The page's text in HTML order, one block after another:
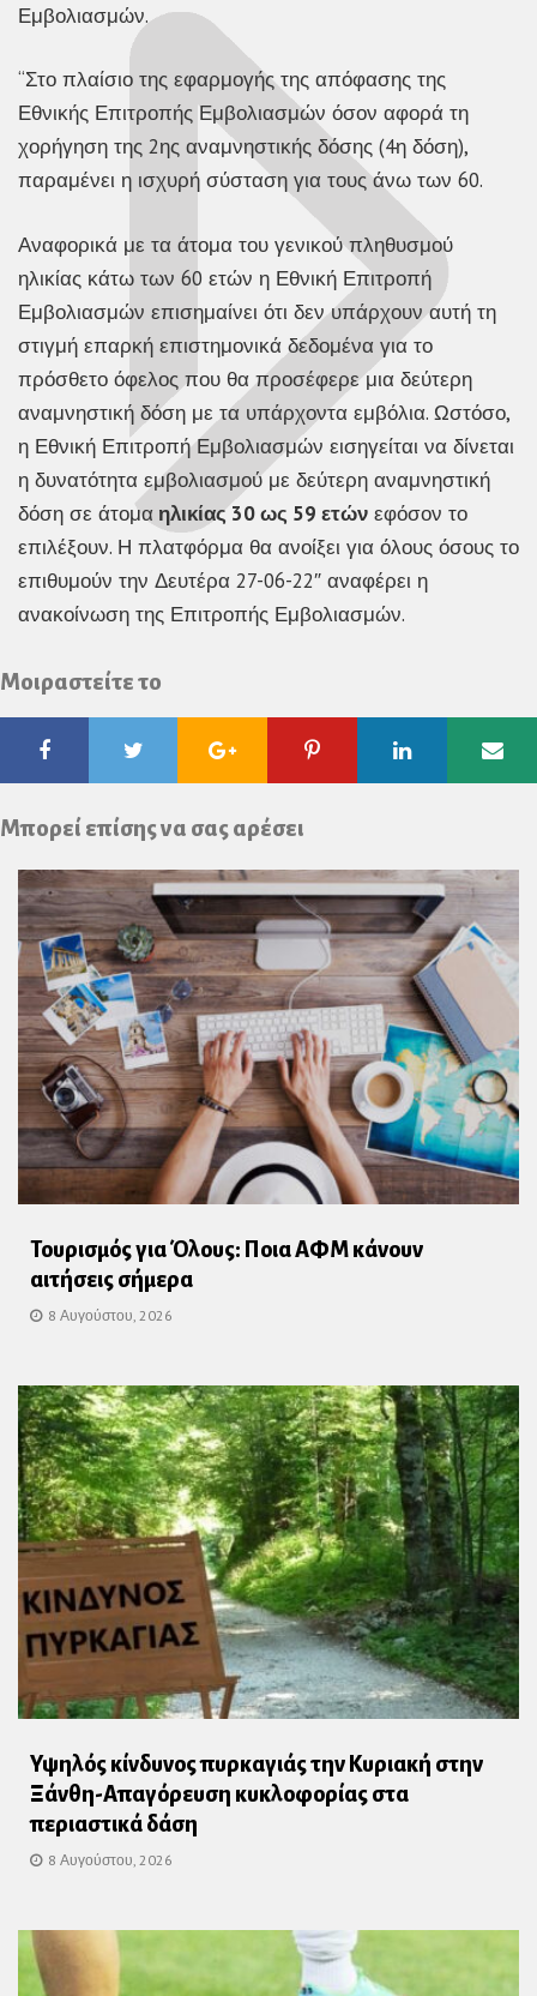
Εμβολιασμών.
“Στο πλαίσιο της εφαρμογής της απόφασης της
Εθνικής Επιτροπής Εμβολιασμών όσον αφορά τη
χορήγηση της 2ης αναμνηστικής δόσης (4η δόση),
παραμένει η ισχυρή σύσταση για τους άνω των 60.
Αναφορικά με τα άτομα του γενικού πληθυσμού
ηλικίας κάτω των 60 ετών η Εθνική Επιτροπή
Εμβολιασμών επισημαίνει ότι δεν υπάρχουν αυτή τη
στιγμή επαρκή επιστημονικά δεδομένα για το
πρόσθετο όφελος που θα προσέφερε μια δεύτερη
αναμνηστική δόση με τα υπάρχοντα εμβόλια. Ωστόσο,
η Εθνική Επιτροπή Εμβολιασμών εισηγείται να δίνεται
η δυνατότητα εμβολιασμού με δεύτερη αναμνηστική
δόση σε άτομα ηλικίας 30 ως 59 ετών εφόσον το
επιλέξουν. Η πλατφόρμα θα ανοίξει για όλους όσους το
επιθυμούν την Δευτέρα 27-06-22″ αναφέρει η
ανακοίνωση της Επιτροπής Εμβολιασμών.
Μοιραστείτε το
FacebookTwitter Google
Plus
Pinterest Linkedin
Μπορεί επίσης να σας αρέσει
Τουρισμός για Όλους: Ποια ΑΦΜ κάνουν
αιτήσεις σήμερα
8 Αυγούστου, 2026
Υψηλός κίνδυνος πυρκαγιάς την Κυριακή στην
Ξάνθη-Απαγόρευση κυκλοφορίας στα
περιαστικά δάση
8 Αυγούστου, 2026